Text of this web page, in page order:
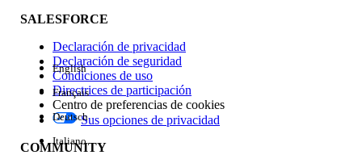
Repercusión de función
Edición
SALESFORCE
Declaración de privacidad
Declaración de seguridad
Condiciones de uso
Directrices de participación
Centro de preferencias de cookies
Sus opciones de privacidad
COMMUNITY
English
Français
Deutsch
Italiano